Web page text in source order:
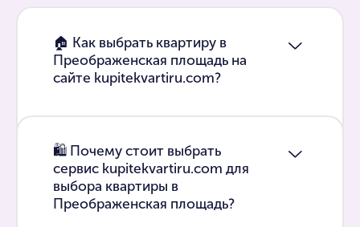
🏠 Как выбрать квартиру в
Преображенская площадь на
сайте kupitekvartiru.com?
🛍 Почему стоит выбрать
сервис kupitekvartiru.com для
выбора квартиры в
Преображенская площадь?